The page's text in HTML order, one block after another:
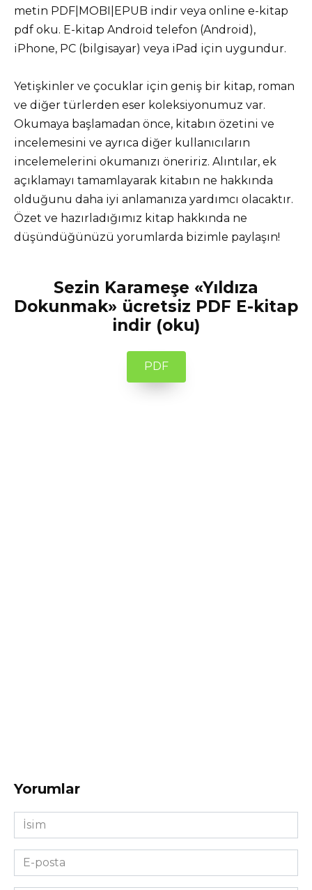
metin PDF|MOBI|EPUB indir veya online e-kitap
pdf oku. E-kitap Android telefon (Android),
iPhone, PC (bilgisayar) veya iPad için uygundur.
Yetişkinler ve çocuklar için geniş bir kitap, roman
ve diğer türlerden eser koleksiyonumuz var.
Okumaya başlamadan önce, kitabın özetini ve
incelemesini ve ayrıca diğer kullanıcıların
incelemelerini okumanızı öneririz. Alıntılar, ek
açıklamayı tamamlayarak kitabın ne hakkında
olduğunu daha iyi anlamanıza yardımcı olacaktır.
Özet ve hazırladığımız kitap hakkında ne
düşündüğünüzü yorumlarda bizimle paylaşın!
Sezin Karameşe «Yıldıza
Dokunmak» ücretsiz PDF E-kitap
indir (oku)
PDF
Yorumlar
İsim
*
E-
posta